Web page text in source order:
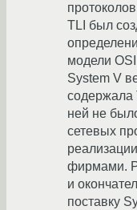
TLI был
модели
System V
содержала
ней не
сетевых
фирмами.
и
поставку